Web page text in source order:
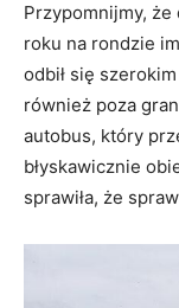
Przypomnijmy, że
roku na rondzie
odbił się
również poza
autobus, który
błyskawicznie
sprawiła, że